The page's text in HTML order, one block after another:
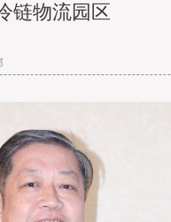
链物流园区